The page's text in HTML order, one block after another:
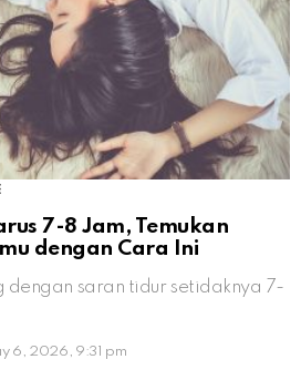
7-8 Jam, Temukan
dengan Cara Ini
dengan saran tidur setidaknya 7-
6, 2026, 9:31 pm